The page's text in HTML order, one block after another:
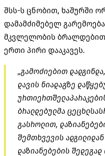
შსს-ს ცნობით, ხაშურში
დამამძიმებელ
მკვლელობის
ერთი პირი დააკავეს.
„გამოძიებით
დავის ნიადაგზე
ბრალდებულმა
გასროლით,
შემთხვევის
დაზიანებების